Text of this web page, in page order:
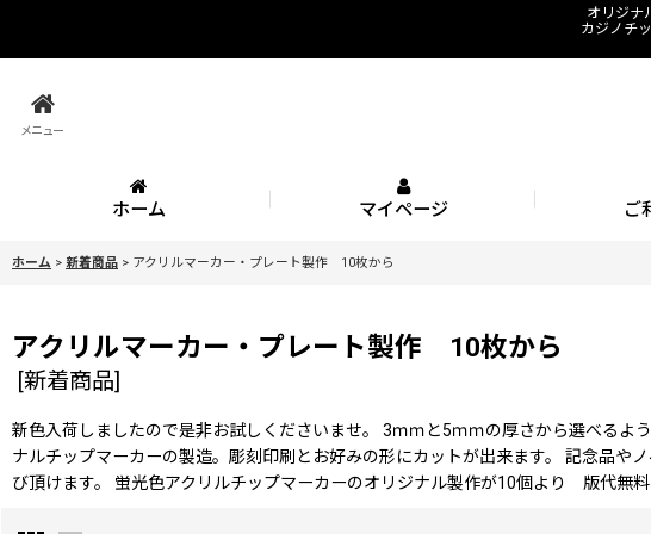
オリジナ
カジノチ
メニュー
ホーム マイページ ご
ホーム > 新着商品 > アクリルマーカー・プレート製作 10枚から
アクリルマーカー・プレート製作 10枚から
[新着商品]
新色入荷しましたので是非お試しくださいませ。 3ｍｍと5ｍｍの厚さから選べる
ナルチップマーカーの製造。彫刻印刷とお好みの形にカットが出来ます。 記念品や
び頂けます。 蛍光色アクリルチップマーカーのオリジナル製作が10個より 版代無